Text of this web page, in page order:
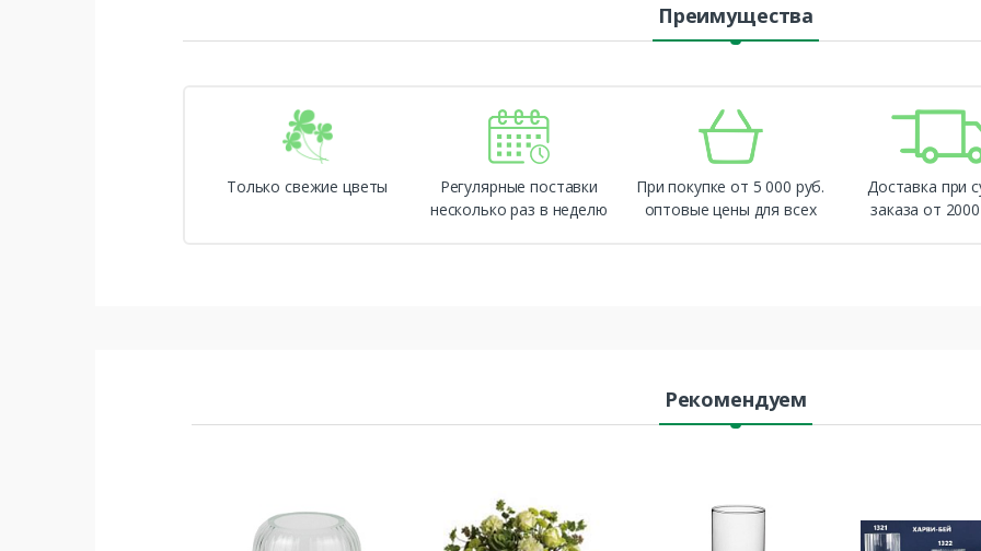
Преимущества
Только свежие цветы
Регулярные поставки
несколько раз в неделю
При покупке от 5 000 руб.
оптовые цены для всех
Доставка при
заказа от
Рекомендуем